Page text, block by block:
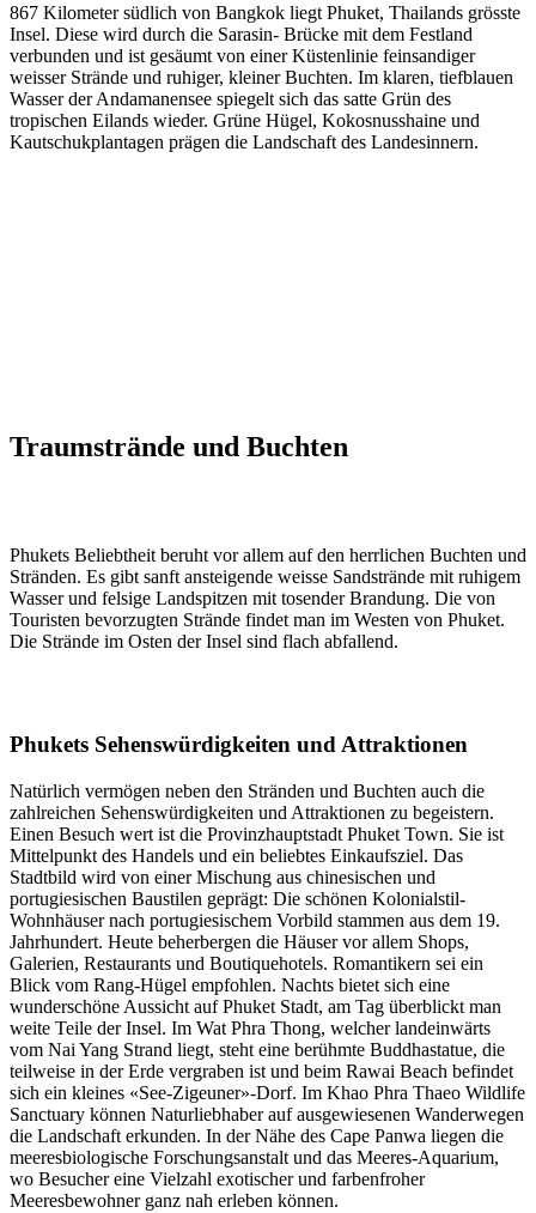
867 Kilometer südlich von Bangkok liegt Phuket, Thailands grösste
Insel. Diese wird durch die Sarasin- Brücke mit dem Festland
verbunden und ist gesäumt von einer Küstenlinie feinsandiger
weisser Strände und ruhiger, kleiner Buchten. Im klaren, tiefblauen
Wasser der Andamanensee spiegelt sich das satte Grün des
tropischen Eilands wieder. Grüne Hügel, Kokosnusshaine und
Kautschukplantagen prägen die Landschaft des Landesinnern.
Traumstrände und Buchten
Phukets Beliebtheit beruht vor allem auf den herrlichen Buchten und
Stränden. Es gibt sanft ansteigende weisse Sandstrände mit ruhigem
Wasser und felsige Landspitzen mit tosender Brandung. Die von
Touristen bevorzugten Strände findet man im Westen von Phuket.
Die Strände im Osten der Insel sind flach abfallend.
Phukets Sehenswürdigkeiten und Attraktionen
Natürlich vermögen neben den Stränden und Buchten auch die
zahlreichen Sehenswürdigkeiten und Attraktionen zu begeistern.
Einen Besuch wert ist die Provinzhauptstadt Phuket Town. Sie ist
Mittelpunkt des Handels und ein beliebtes Einkaufsziel. Das
Stadtbild wird von einer Mischung aus chinesischen und
portugiesischen Baustilen geprägt: Die schönen Kolonialstil-
Wohnhäuser nach portugiesischem Vorbild stammen aus dem 19.
Jahrhundert. Heute beherbergen die Häuser vor allem Shops,
Galerien, Restaurants und Boutiquehotels. Romantikern sei ein
Blick vom Rang-Hügel empfohlen. Nachts bietet sich eine
wunderschöne Aussicht auf Phuket Stadt, am Tag überblickt man
weite Teile der Insel. Im Wat Phra Thong, welcher landeinwärts
vom Nai Yang Strand liegt, steht eine berühmte Buddhastatue, die
teilweise in der Erde vergraben ist und beim Rawai Beach befindet
sich ein kleines «See-Zigeuner»-Dorf. Im Khao Phra Thaeo Wildlife
Sanctuary können Naturliebhaber auf ausgewiesenen Wanderwegen
die Landschaft erkunden. In der Nähe des Cape Panwa liegen die
meeresbiologische Forschungsanstalt und das Meeres-Aquarium,
wo Besucher eine Vielzahl exotischer und farbenfroher
Meeresbewohner ganz nah erleben können.